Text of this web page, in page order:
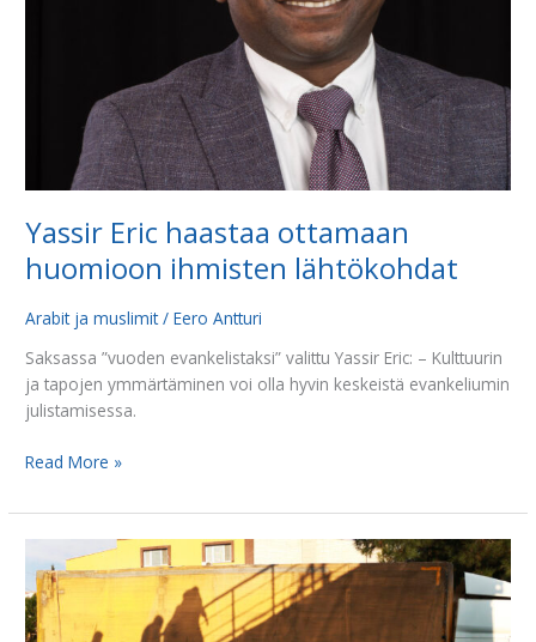
Yassir Eric haastaa ottamaan
huomioon ihmisten lähtökohdat
Arabit ja muslimit/Eero Antturi
Saksassa ”vuoden evankelistaksi” valittu Yassir Eric: – Kulttuurin
ja tapojen ymmärtäminen voi olla hyvin keskeistä evankeliumin
julistamisessa.
Read More »
”Erityisen
koskettavaa
oli
tavata